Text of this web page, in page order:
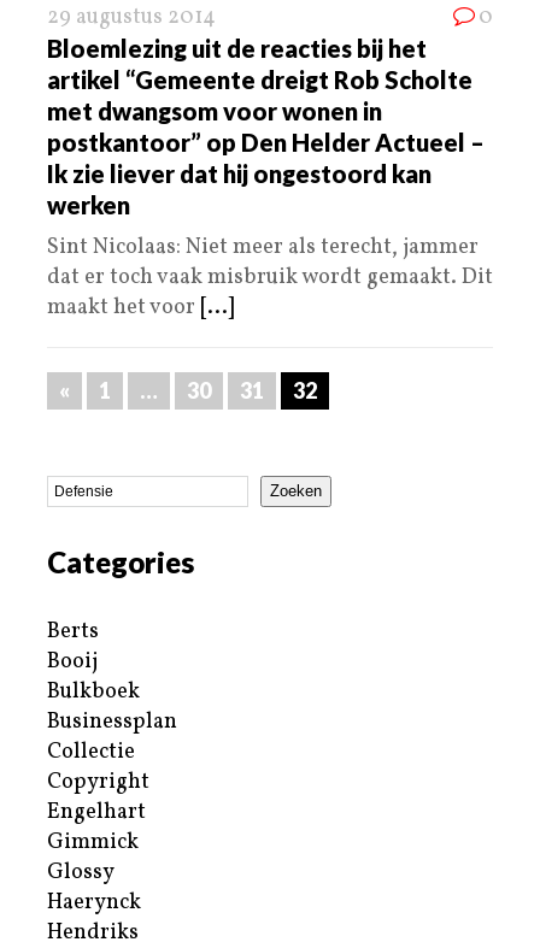
29 augustus 2014 0
Bloemlezing uit de reacties bij het
artikel “Gemeente dreigt Rob Scholte
met dwangsom voor wonen in
postkantoor” op Den Helder Actueel –
Ik zie liever dat hij ongestoord kan
werken
Sint Nicolaas: Niet meer als terecht, jammer
dat er toch vaak misbruik wordt gemaakt. Dit
maakt het voor [...]
« 1 … 30 31 32
Zoeken
Categories
Berts
Booij
Bulkboek
Businessplan
Collectie
Copyright
Engelhart
Gimmick
Glossy
Haerynck
Hendriks